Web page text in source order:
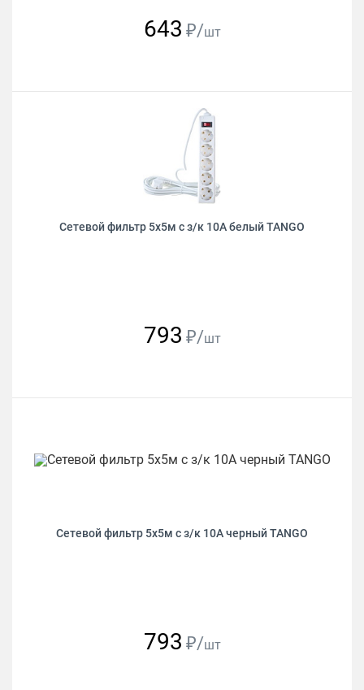
643 ₽/шт
Сетевой фильтр 5х5м с з/к 10А белый TANGO
793 ₽/шт
Сетевой фильтр 5х5м с з/к 10А черный TANGO
793 ₽/шт